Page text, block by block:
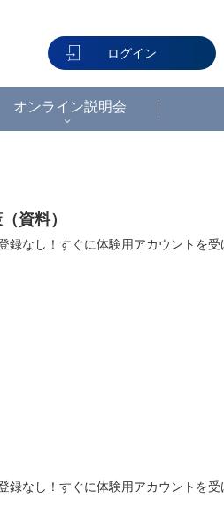
ログイン
オンライン説明会
資料）
録なし！すぐに体験用アカウントを
録なし！すぐに体験用アカウントを